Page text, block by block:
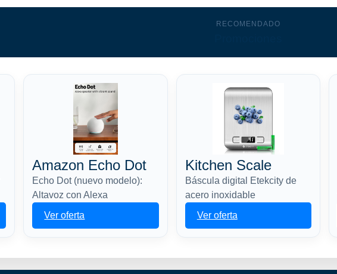
RECOMENDADO
Amazon Echo Dot
Echo Dot (nuevo modelo):
Altavoz con Alexa
Ver oferta
Kitchen Scale
Báscula digital Etekcity de
acero inoxidable
Ver oferta